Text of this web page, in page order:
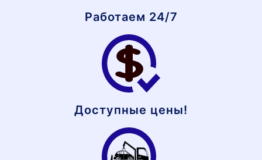
Работаем 24/7
Доступные цены!